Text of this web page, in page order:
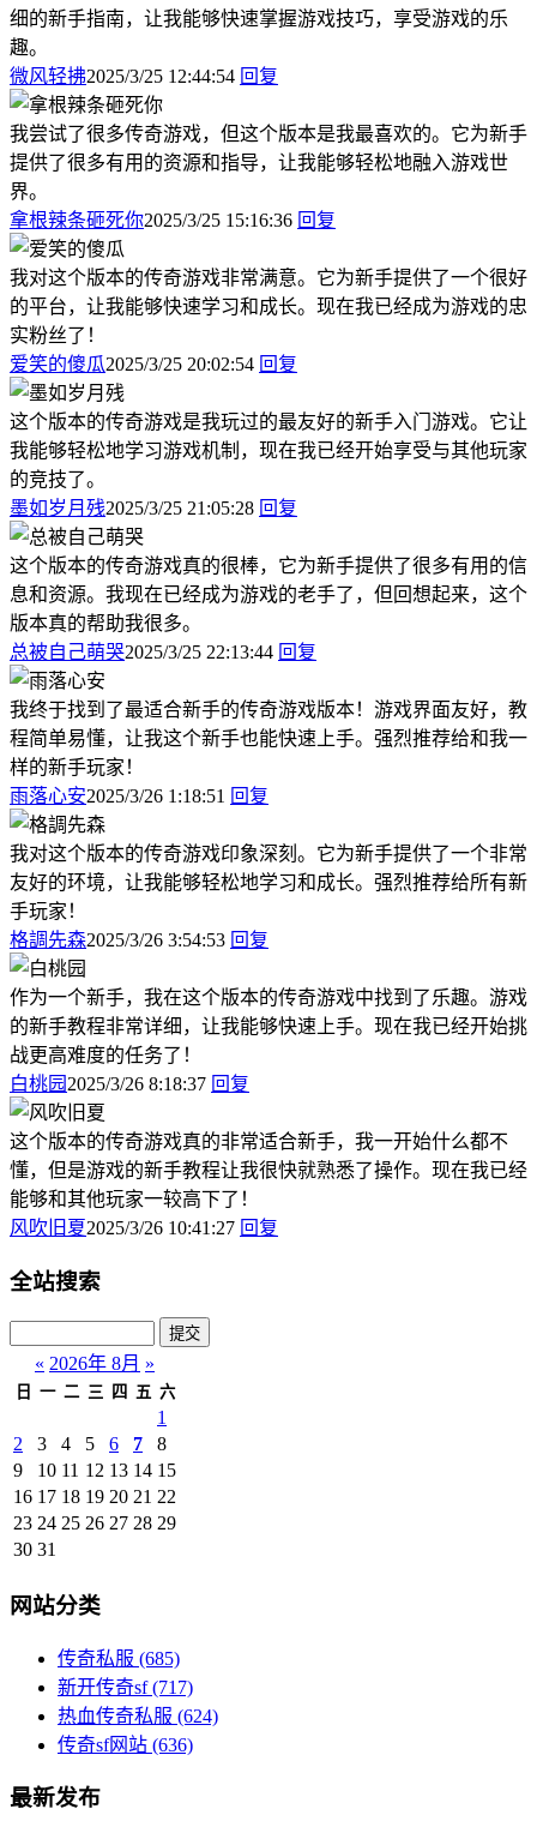
细的新手指南，让我能够快速掌握游戏技巧，享受游戏的乐
趣。
微风轻拂2025/3/25 12:44:54 回复
我尝试了很多传奇游戏，但这个版本是我最喜欢的。它为新手
提供了很多有用的资源和指导，让我能够轻松地融入游戏世
界。
拿根辣条砸死你2025/3/25 15:16:36 回复
我对这个版本的传奇游戏非常满意。它为新手提供了一个很好
的平台，让我能够快速学习和成长。现在我已经成为游戏的忠
实粉丝了！
爱笑的傻瓜2025/3/25 20:02:54 回复
这个版本的传奇游戏是我玩过的最友好的新手入门游戏。它让
我能够轻松地学习游戏机制，现在我已经开始享受与其他玩家
的竞技了。
墨如岁月残2025/3/25 21:05:28 回复
这个版本的传奇游戏真的很棒，它为新手提供了很多有用的信
息和资源。我现在已经成为游戏的老手了，但回想起来，这个
版本真的帮助我很多。
总被自己萌哭2025/3/25 22:13:44 回复
我终于找到了最适合新手的传奇游戏版本！游戏界面友好，教
程简单易懂，让我这个新手也能快速上手。强烈推荐给和我一
样的新手玩家！
雨落心安2025/3/26 1:18:51 回复
我对这个版本的传奇游戏印象深刻。它为新手提供了一个非常
友好的环境，让我能够轻松地学习和成长。强烈推荐给所有新
手玩家！
格調先森2025/3/26 3:54:53 回复
作为一个新手，我在这个版本的传奇游戏中找到了乐趣。游戏
的新手教程非常详细，让我能够快速上手。现在我已经开始挑
战更高难度的任务了！
白桃园 2025/3/26 8:18:37 回复
这个版本的传奇游戏真的非常适合新手，我一开始什么都不
懂，但是游戏的新手教程让我很快就熟悉了操作。现在我已经
能够和其他玩家一较高下了！
风吹旧夏2025/3/26 10:41:27 回复
全站搜索
« 2026年 8月 »
日 一 二 三 四 五 六
1
2
3 4 5 6 7
8
9
10 11 12 13 14 15
16 17 18 19 20 21 22
23 24 25 26 27 28 29
30 31
网站分类
传奇私服 (685)
新开传奇sf(717)
热血传奇私服 (624)
传奇sf网站 (636)
最新发布